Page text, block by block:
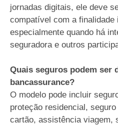
jornadas digitais, ele deve
compatível com a finalidade
especialmente quando há
seguradora e outros
Quais seguros podem ser
bancassurance?
O modelo pode incluir
proteção residencial,
cartão, assistência viagem,